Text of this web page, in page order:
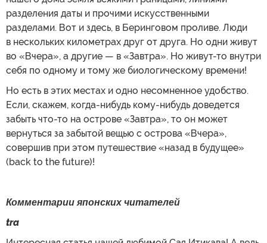
разделения даты и прочими искусственными
разделами. Вот и здесь, в Беринговом проливе. Люди
в нескольких километрах друг от друга. Но одни живут
во «Вчера», а другие — в «Завтра». Но живут-то внутри
себя по одному и тому же биологическому времени!
Но есть в этих местах и одно несомненное удобство.
Если, скажем, когда-нибудь кому-нибудь доведется
забыть что-то на острове «Завтра», то он может
вернуться за забытой вещью с острова «Вчера»,
совершив при этом путешествие «назад в будущее»
(back to the future)!
Комментарии японских читателей
tra